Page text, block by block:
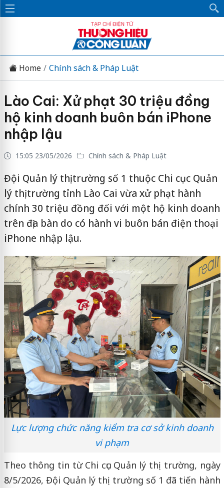
Home Chính sách & Pháp Luật
Lào Cai: Xử phạt 30 triệu đồng
hộ kinh doanh buôn bán iPhone
nhập lậu
15:05 23/05/2026 Chính sách & Pháp Luật
Đội Quản lý thị trường số 1 thuộc Chi cục Quản
lý thị trường tỉnh Lào Cai vừa xử phạt hành
chính 30 triệu đồng đối với một hộ kinh doanh
trên địa bàn do có hành vi buôn bán điện thoại
iPhone nhập lậu.
Lực lượng chức năng kiểm tra cơ sở kinh doanh
vi phạm
Theo thông tin từ Chi cục Quản lý thị trường, ngày
8/5/2026, Đội Quản lý thị trường số 1 đã tiến hành